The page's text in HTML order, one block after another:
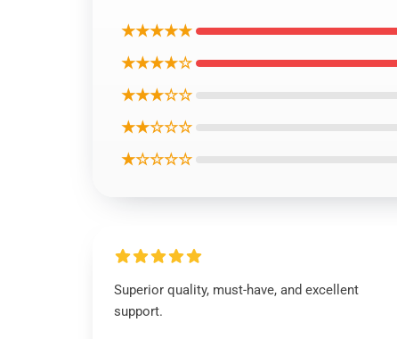
★★★★★
★★★★☆
★★★☆☆
★★☆☆☆
★☆☆☆☆
Superior quality, must-have, and excellent
support.